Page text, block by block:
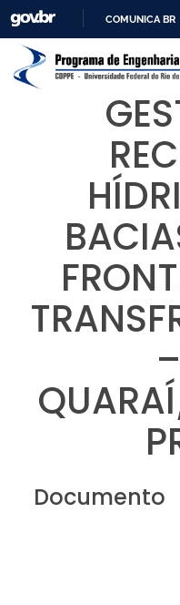
COMUNICA BR
Documento